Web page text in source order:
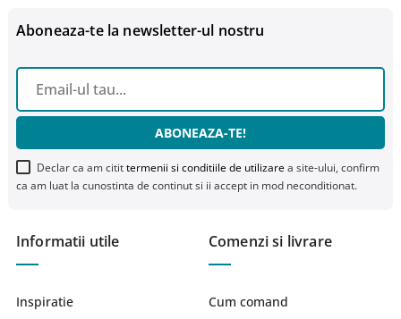
Informatii utile
Inspiratie
Comenzi si livrare
Cum comand
Aboneaza-te la newsletter-ul nostru
ABONEAZA-TE!
Declar ca am citittermenii si conditiile de utilizarea site-ului, confirm
ca am luat la cunostinta de continut si ii accept in mod neconditionat.